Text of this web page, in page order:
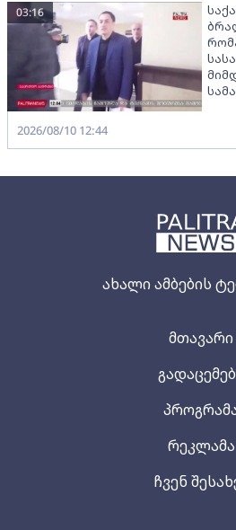
ახალი ამბების
მთავარი
რეკლამა
ჩვენ
03:16
2026/08/10 12:44